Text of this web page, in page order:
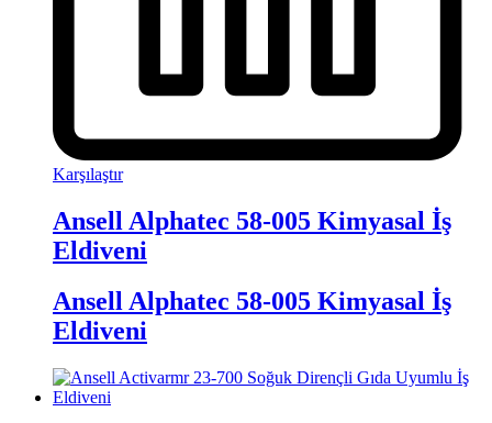
Karşılaştır
Ansell Alphatec 58-005 Kimyasal İş
Eldiveni
Ansell Alphatec 58-005 Kimyasal İş
Eldiveni